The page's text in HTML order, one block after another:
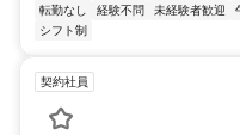
転勤なし
経験不問 未経験者歓迎
シフト制
契約社員